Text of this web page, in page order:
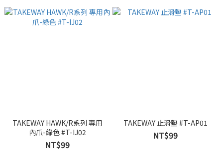
TAKEWAY HAWK/R系列 專用
內爪-綠色 #T-IJ02
NT$99
TAKEWAY 止滑墊 #T-AP01
NT$99